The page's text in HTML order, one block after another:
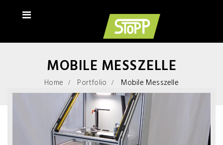
MOBILE MESSZELLE
Home Portfolio Mobile Messzelle